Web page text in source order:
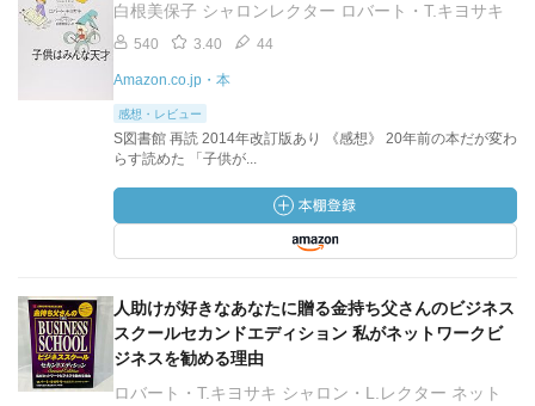
白根美保子 シャロンレクター ロバート・T.キヨサキ
540 3.40 44
Amazon.co.jp・本
感想・レビュー
S図書館 再読 2014年改訂版あり 《感想》 20年前の本だが変わ
らす読めた 「子供が...
人助けが好きなあなたに贈る金持ち父さんのビジネス
スクールセカンドエディション 私がネットワークビ
ジネスを勧める理由
ロバート・T.キヨサキ シャロン・L.レクター ネット